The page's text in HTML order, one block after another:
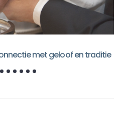
met geloof en traditie